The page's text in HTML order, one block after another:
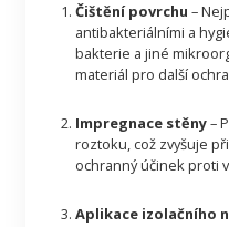
Čištění povrchu –
antibakteriálními a
bakterie a jiné
materiál pro další
Impregnace stěny–
roztoku, což zvyšuje
ochranný účinek proti
Aplikace izolačního